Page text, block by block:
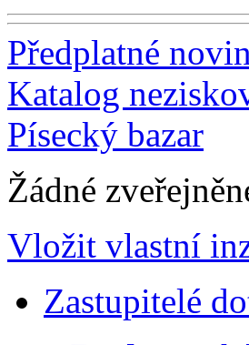
Předplatné novin
Katalog
Písecký bazar
Žádné
Vložit vlastní
Zastupitelé